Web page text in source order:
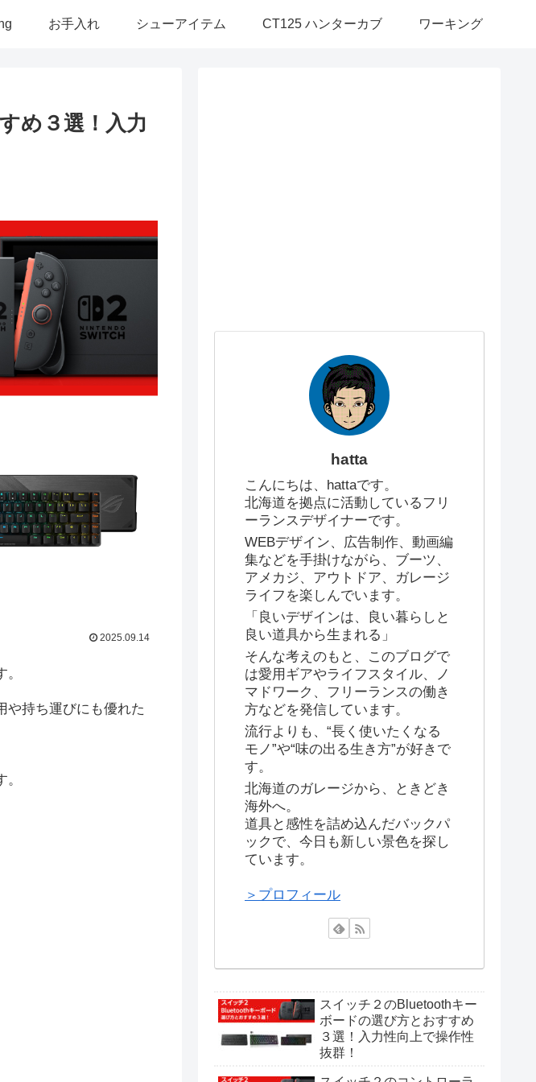
お手入れ シューアイテム CT125 ハンターカブ ワーキング
め３選！入力
2025.09.14
や持ち運びにも優れた
hatta
こんにちは、hattaです。
北海道を拠点に活動しているフリ
ーランスデザイナーです。
WEBデザイン、広告制作、動画編
集などを手掛けながら、ブーツ、
アメカジ、アウトドア、ガレージ
ライフを楽しんでいます。
「良いデザインは、良い暮らしと
良い道具から生まれる」
そんな考えのもと、このブログで
は愛用ギアやライフスタイル、ノ
マドワーク、フリーランスの働き
方などを発信しています。
流行よりも、“長く使いたくなる
モノ”や“味の出る生き方”が好きで
す。
北海道のガレージから、ときどき
海外へ。
道具と感性を詰め込んだバックパ
ックで、今日も新しい景色を探し
ています。
＞プロフィール
スイッチ２のBluetoothキー
ボードの選び方とおすすめ
３選！入力性向上で操作性
抜群！